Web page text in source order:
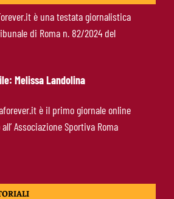
Roma-Molina, il colpo di D’Amico è geniale:
qualità ed esperienza a un prezzo da
occasione
è una testata giornalistica
di Roma n. 82/2024 del
Melissa Landolina
è il primo giornale online
Associazione Sportiva Roma